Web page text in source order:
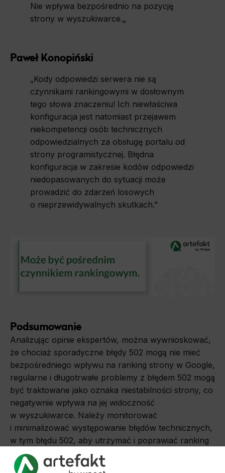
Nie wpływa bezpośrednio na pozycję
strony w wyszukiwarce.„
Paweł Konopiński
„Kody odpowiedzi serwera nie są
czynnikami rankingowymi w dosłownym
tego słowa znaczeniu! Ich niewłaściwa
konfiguracja jest natomiast przejawem
niekompetencji osób technicznych
odpowiedzialnych za obsługę portalu od
strony programistycznej. Błędna
konfiguracja w zakresie kodów odpowiedzi
niedopasowanych do sytuacji może
prowadzić do zdarzeń losowych
o nieprzewidywalnych skutkach.”
Podsumowanie
Analizując opinie ekspertów, można wywnioskować,
że chociaż sporadyczne błędy 502 mogą nie mieć
bezpośredniego wpływu na ranking strony w Google,
regularne i długotrwałe problemy z błędem 502 mogą
być traktowane jako oznaka niestabilności strony, co
negatywnie wpływa na jej widoczność
w wyszukiwarce. Należy monitorować
i minimalizować występowanie błędów technicznych,
w tym błędu 502, aby utrzymać i poprawiać ranking
swojej strony w wynikach wyszukiwania. Aktualne
trendy w SEO wskazują na rosnące znaczenie